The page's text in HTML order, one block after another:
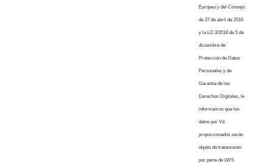
Europeo y del Consejo
de 27 de abril de 2016
y la LO 3/2018 de 5 de
diciembre de
Protección de Datos
Personales y de
Garantía de los
Derechos Digitales, le
informamos que los
datos por Vd.
proporcionados serán
objeto de tratamiento
por parte de LWS